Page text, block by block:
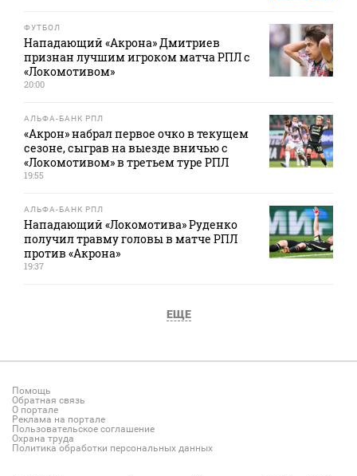
ФУТБОЛ
Нападающий «Акрона» Дмитриев
признан лучшим игроком матча РПЛ с
«Локомотивом»
20:00
АЛЬФА-БАНК РПЛ
«Акрон» набрал первое очко в текущем
сезоне, сыграв на выезде вничью с
«Локомотивом» в третьем туре РПЛ
19:55
АЛЬФА-БАНК РПЛ
Нападающий «Локомотива» Руденко
получил травму головы в матче РПЛ
против «Акрона»
19:37
ЕЩЕ
Помощь
Обратная связь
О портале
Реклама на портале
Пользовательское соглашение
Охрана труда
Политика обработки персональных данных